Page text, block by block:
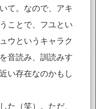
て。なので、アキ
ことで、フユとい
ウというキャラク
音読み、訓読みす
い存在なのかもし
た（笑）。ただ、